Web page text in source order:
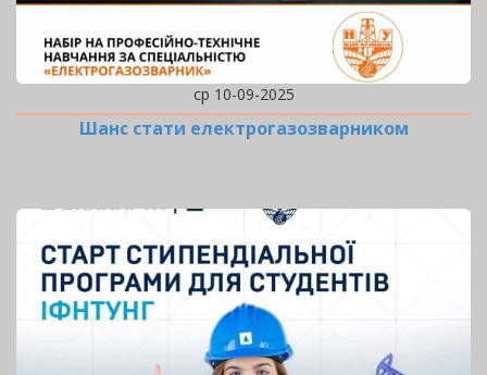
ср 10-09-2025
Шанс стати електрогазозварником